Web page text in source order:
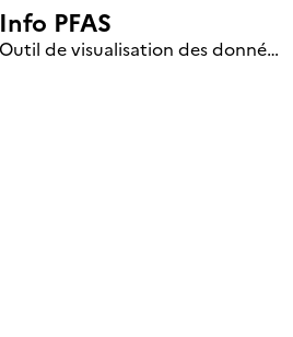
Info PFAS
Outil de visualisation des données nationales de surveillance des substances PFAS (mise à jour le 1er jour de chaque mois)